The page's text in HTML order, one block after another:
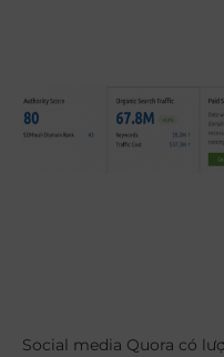
Social media Quora có